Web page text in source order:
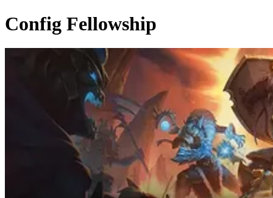
Config Fellowship